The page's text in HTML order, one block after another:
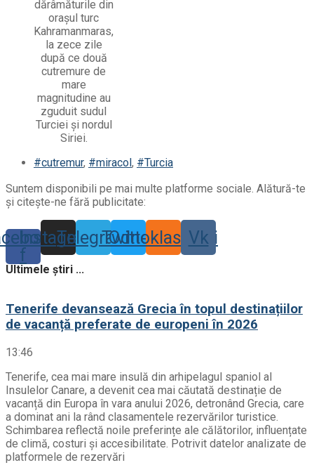
#cutremur, #miracol, #Turcia
Suntem disponibili pe mai multe platforme sociale. Alătură-te
și citește-ne fără publicitate:
f
Instagram
TelegramTwitter
Odnoklassniki
Vk
Ultimele știri ...
Tenerife devansează Grecia în topul destinațiilor
de vacanță preferate de europeni în 2026
13:46
Tenerife, cea mai mare insulă din arhipelagul spaniol al
Insulelor Canare, a devenit cea mai căutată destinație de
vacanță din Europa în vara anului 2026, detronând Grecia, care
a dominat ani la rând clasamentele rezervărilor turistice.
Schimbarea reflectă noile preferințe ale călătorilor, influențate
de climă, costuri și accesibilitate. Potrivit datelor analizate de
platformele de rezervări